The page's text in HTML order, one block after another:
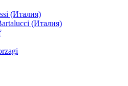
(Италия)
(Италия)